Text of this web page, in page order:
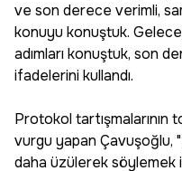
ve son derece verimli,
konuyu konuştuk.
adımları konuştuk, son
ifadelerini kullandı.
Protokol tartışmalarının
vurgu yapan Çavuşoğlu,
daha üzülerek söylemek